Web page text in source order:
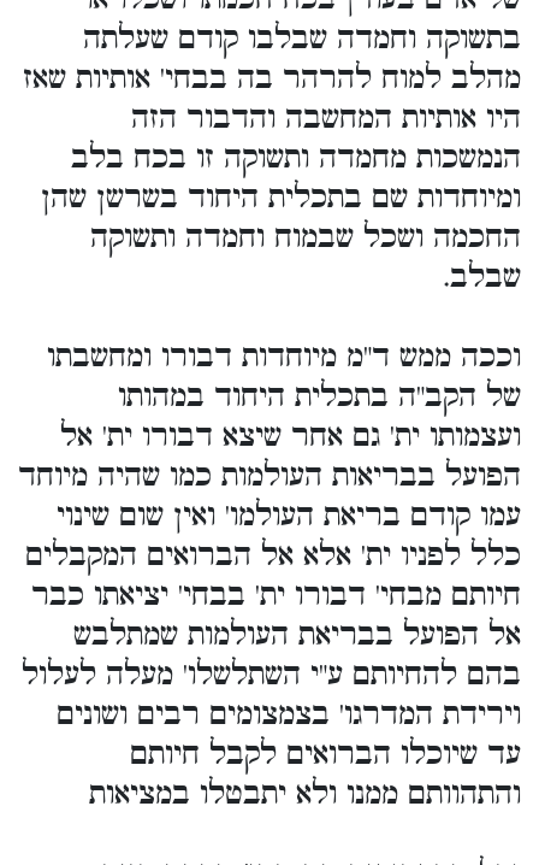
בתשוקה וחמדה שבלבו קודם שעלתה
מהלב למוח להרהר בה בבחי' אותיות שאז
היו אותיות המחשבה והדבור הזה
הנמשכות מחמדה ותשוקה זו בכח בלב
ומיוחדות שם בתכלית היחוד בשרשן שהן
החכמה ושכל שבמוח וחמדה ותשוקה
שבלב.
וככה ממש ד"מ מיוחדות דבורו ומחשבתו
של הקב"ה בתכלית היחוד במהותו
ועצמותו ית' גם אחר שיצא דבורו ית' אל
הפועל בבריאות העולמות כמו שהיה מיוחד
עמו קודם בריאת העולמו' ואין שום שינוי
כלל לפניו ית' אלא אל הברואים המקבלים
חיותם מבחי' דבורו ית' בבחי' יציאתו כבר
אל הפועל בבריאת העולמות שמתלבש
בהם להחיותם ע"י השתלשלו' מעלה לעלול
וירידת המדרגו' בצמצומים רבים ושונים
עד שיוכלו הברואים לקבל חיותם
והתהוותם ממנו ולא יתבטלו במציאות